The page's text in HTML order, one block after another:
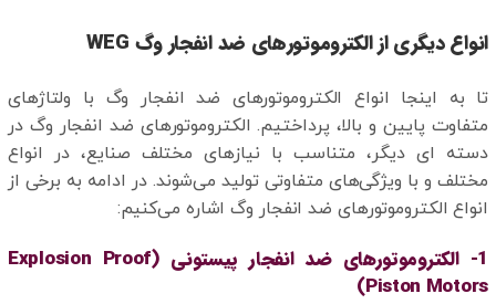
انواع دیگری از الکتروموتورهای ضد انفجار وگ WEG
تا به اینجا انواع الکتروموتورهای ضد انفجار وگ با ولتاژهای
متفاوت پایین و بالا، پرداختیم. الکتروموتورهای ضد انفجار وگ در
دسته ای دیگر، متناسب با نیازهای مختلف صنایع، در انواع
مختلف و با ویژگی‌های متفاوتی تولید می‌شوند. در ادامه به برخی از
انواع الکتروموتورهای ضد انفجار وگ اشاره می‌کنیم:
1- الکتروموتورهای ضد انفجار پیستونی (Explosion Proof
Piston Motors)